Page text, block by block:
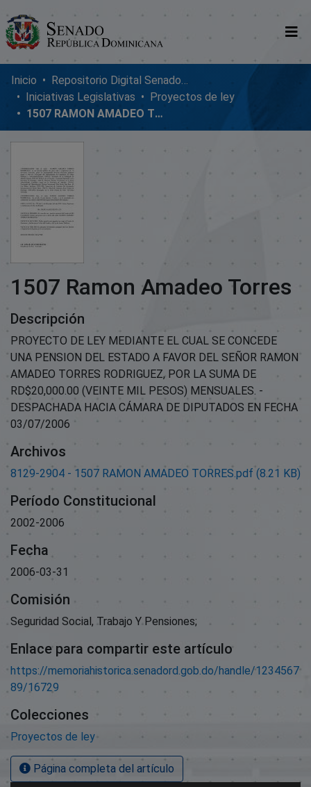
Comunidades
Glosario
Nosotros
Inicio
Repositorio Digital SenadoRD
Iniciativas Legislativas
Proyectos de ley
1507 RAMON AMADEO TORRES
1507 Ramon Amadeo Torres
Descripción
PROYECTO DE LEY MEDIANTE EL CUAL SE CONCEDE
UNA PENSION DEL ESTADO A FAVOR DEL SEÑOR RAMON
AMADEO TORRES RODRIGUEZ, POR LA SUMA DE
RD$20,000.00 (VEINTE MIL PESOS) MENSUALES. -
DESPACHADA HACIA CÁMARA DE DIPUTADOS EN FECHA
03/07/2006
Archivos
8129-2904 - 1507 RAMON AMADEO TORRES.pdf (8.21 KB)
Período Constitucional
2002-2006
Fecha
2006-03-31
Comisión
Seguridad Social, Trabajo Y Pensiones;
Enlace para compartir este artículo
https://memoriahistorica.senadord.gob.do/handle/1234567
89/16729
Colecciones
Proyectos de ley
Página completa del artículo